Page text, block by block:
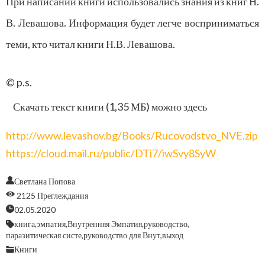
В. Левашова. Информация будет легче восприниматься
теми, кто читал книги Н.В. Левашова.
© p.s.
Скачать текст книги (1,35 МБ) можно здесь
http://www.levashov.bg/Books/Rucovodstvo_NVE.zip
https://cloud.mail.ru/public/DTi7/iwSvy8SyW
Светлана Попова
2125 Преглеждания
02.05.2020
книга,эмпатия,Внутренняя Эмпатия,руководство,
паразитическая систе,руководство для Внут,выход
Книги